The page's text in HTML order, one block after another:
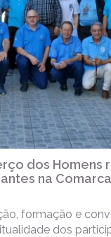
dos Homens
na
formação e
dos